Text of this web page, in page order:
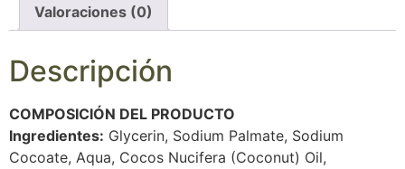
Valoraciones (0)
Descripción
COMPOSICIÓN DEL PRODUCTO
Ingredientes: Glycerin, Sodium Palmate, Sodium
Cocoate, Aqua, Cocos Nucifera (Coconut) Oil,